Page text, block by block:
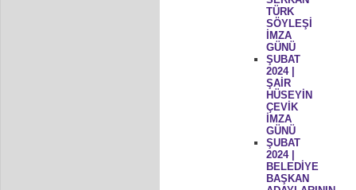
TÜRK
SÖYLEŞİ
İMZA
GÜNÜ
ŞUBAT
2024 |
ŞAİR
HÜSEYİN
ÇEVİK
İMZA
GÜNÜ
ŞUBAT
2024 |
BELEDİYE
BAŞKAN